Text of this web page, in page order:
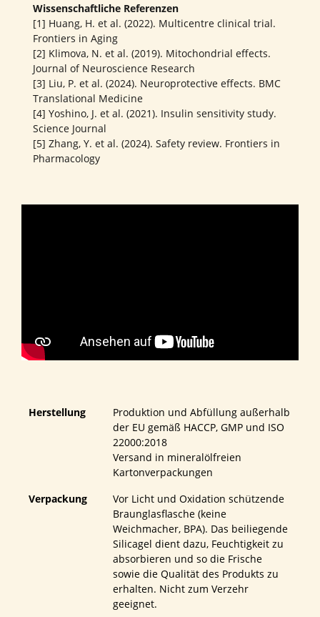
Wissenschaftliche Referenzen
[1] Huang, H. et al. (2022). Multicentre clinical trial.
Frontiers in Aging
[2] Klimova, N. et al. (2019). Mitochondrial effects.
Journal of Neuroscience Research
[3] Liu, P. et al. (2024). Neuroprotective effects. BMC
Translational Medicine
[4] Yoshino, J. et al. (2021). Insulin sensitivity study.
Science Journal
[5] Zhang, Y. et al. (2024). Safety review. Frontiers in
Pharmacology
Herstellung
Produktion und Abfüllung außerhalb
der EU gemäß HACCP, GMP und ISO
22000:2018
Versand in mineralölfreien
Kartonverpackungen
Verpackung
Vor Licht und Oxidation schützende
Braunglasflasche (keine
Weichmacher, BPA). Das beiliegende
Silicagel dient dazu, Feuchtigkeit zu
absorbieren und so die Frische
sowie die Qualität des Produkts zu
erhalten. Nicht zum Verzehr
geeignet.